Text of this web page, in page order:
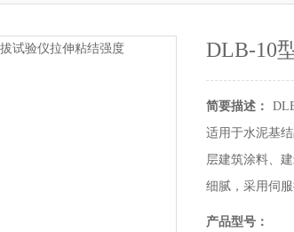
DLB-10
简要描述：
适用于水泥基
层建筑涂料、
细腻，采用伺
制，友好的人
产品型号：